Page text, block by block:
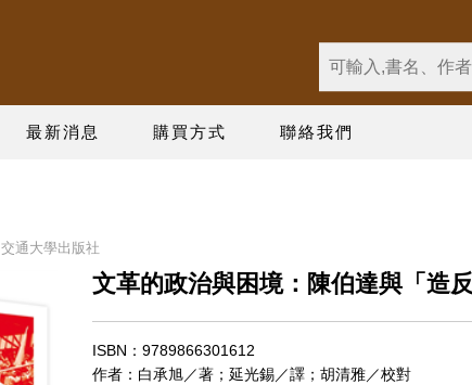
最新消息 購買方式 聯絡我們
交通大學出版社
文革的政治與困境：陳伯達與「造
ISBN：9789866301612
作者：白承旭／著；延光錫／譯；胡清雅／校對